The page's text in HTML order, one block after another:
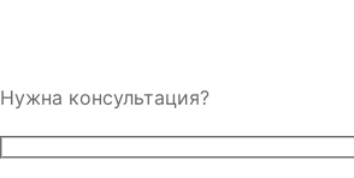
Нужна консультация?